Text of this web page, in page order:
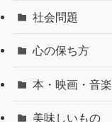
社会問題
心の保ち方
本・映画・音楽
美味しいもの